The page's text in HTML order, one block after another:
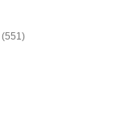
(551)